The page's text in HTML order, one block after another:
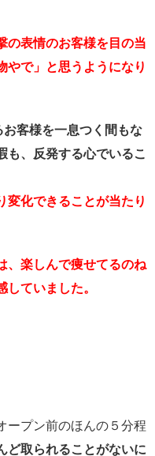
の表情のお客様を目の当
やで」と思うようになり
客様を一息つく間もな
も、反発する心でいるこ
変化できることが当たり
、楽しんで痩せてるのね
ていました。
ープン前のほんの５分程
ど取られることがないに